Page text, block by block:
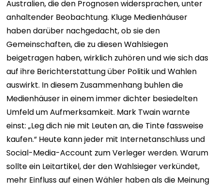
Australien, die den Prognosen widersprachen, unter
anhaltender Beobachtung. Kluge Medienhäuser
haben darüber nachgedacht, ob sie den
Gemeinschaften, die zu diesen Wahlsiegen
beigetragen haben, wirklich zuhören und wie sich das
auf ihre Berichterstattung über Politik und Wahlen
auswirkt. In diesem Zusammenhang buhlen die
Medienhäuser in einem immer dichter besiedelten
Umfeld um Aufmerksamkeit. Mark Twain warnte
einst: „Leg dich nie mit Leuten an, die Tinte fassweise
kaufen.“ Heute kann jeder mit Internetanschluss und
Social-Media-Account zum Verleger werden. Warum
sollte ein Leitartikel, der den Wahlsieger verkündet,
mehr Einfluss auf einen Wähler haben als die Meinung